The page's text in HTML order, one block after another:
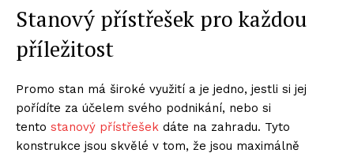
Stanový přístřešek pro každou
příležitost
Promo stan má široké využití a je jedno, jestli si jej
pořídíte za účelem svého podnikání, nebo si
tento stanový přístřešek dáte na zahradu. Tyto
konstrukce jsou skvělé v tom, že jsou maximálně